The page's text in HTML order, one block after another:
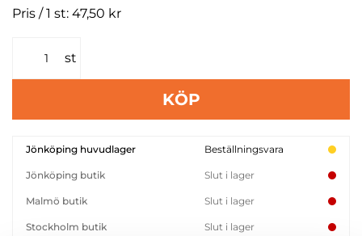
Pris / 1 st: 47,50 kr
st
KÖP
Jönköping huvudlager Beställningsvara
Jönköping butik Slut i lager
Malmö butik Slut i lager
Stockholm butik Slut i lager